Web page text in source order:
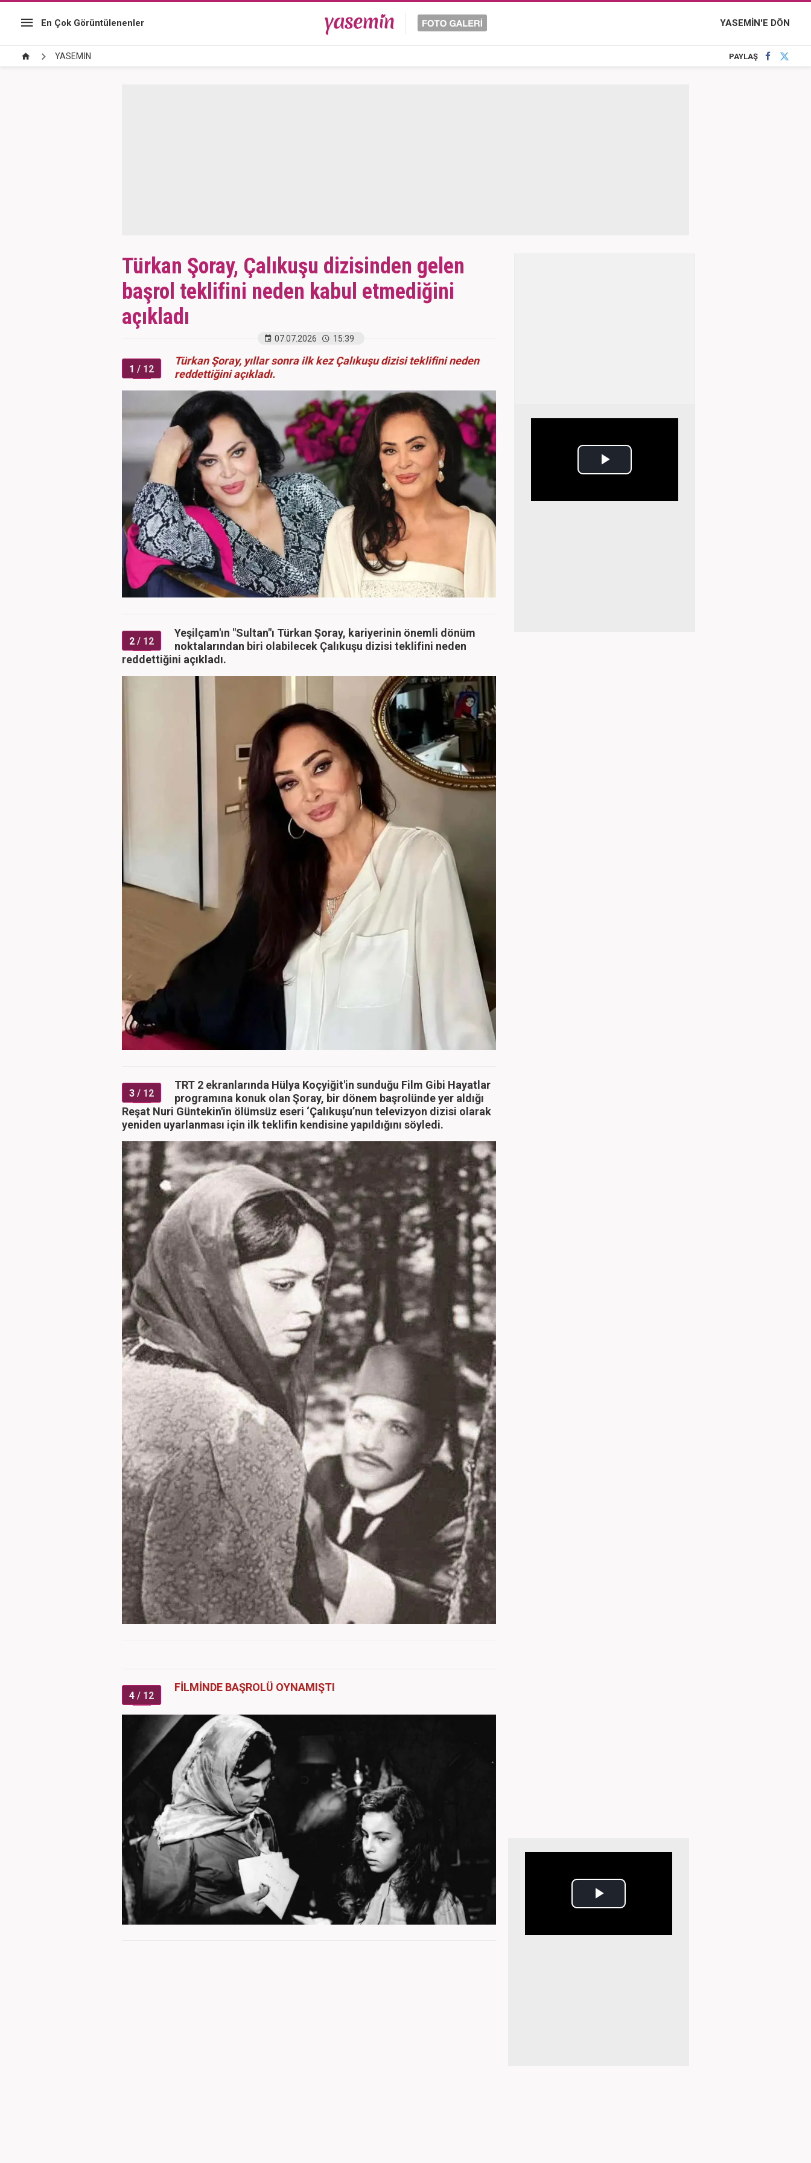
En Çok Görüntülenenler YASEMİN'E DÖN
YASEMİN PAYLAŞ
Türkan Şoray, Çalıkuşu dizisinden gelen
başrol teklifini neden kabul etmediğini
açıkladı
07.07.2026 15:39
1 / 12
Türkan Şoray, yıllar sonra ilk kez Çalıkuşu dizisi teklifini neden
reddettiğini açıkladı.
2 / 12
Yeşilçam'ın "Sultan"ı Türkan Şoray, kariyerinin önemli dönüm
noktalarından biri olabilecek Çalıkuşu dizisi teklifini neden
reddettiğini açıkladı.
3 / 12
TRT 2 ekranlarında Hülya Koçyiğit'in sunduğu Film Gibi Hayatlar
programına konuk olan Şoray, bir dönem başrolünde yer aldığı
Reşat Nuri Güntekin'in ölümsüz eseri ‘Çalıkuşu’nun televizyon dizisi olarak
yeniden uyarlanması için ilk teklifin kendisine yapıldığını söyledi.
4 / 12
FİLMİNDE BAŞROLÜ OYNAMIŞTI